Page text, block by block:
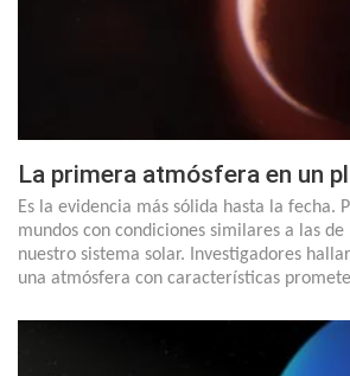
La primera atmósfera en un
Es la evidencia más sólida hasta la fecha.
mundos con condiciones similares a las
nuestro sistema solar. Investigadores
una atmósfera con características